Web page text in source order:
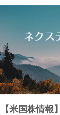
【米国株情報